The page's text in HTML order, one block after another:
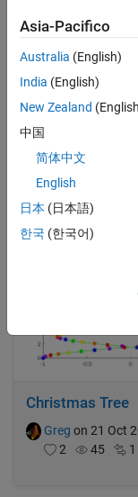
Better Christmas
on 21 Oct
Christmas Tree
Greg on 21 Oct
2
45 1
Asia-Pacifico
Australia (English)
India (English)
New Zealand
中国
简体中文
English
日本 (日本語)
한국 (한국어)